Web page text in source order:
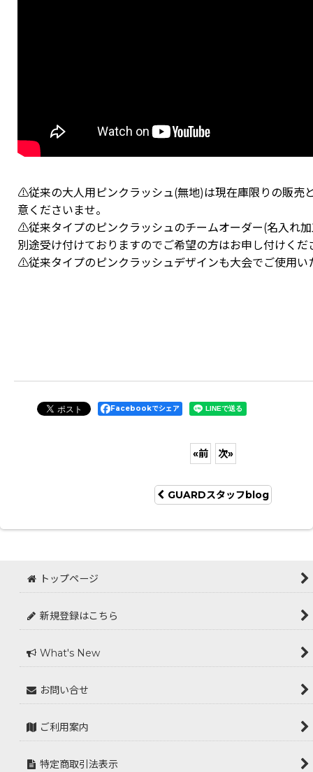
⚠従来の大人用ピンクラッシュ(無地)は現在庫限りの販売
意くださいませ。
⚠従来タイプのピンクラッシュのチームオーダー(名入れ
別途受け付けておりますのでご希望の方はお申し付けくだ
⚠従来タイプのピンクラッシュデザインも大会でご使用い
Facebookでシェア
«前 次»
GUARDスタッフblog
トップページ
新規登録はこちら
What's New
お問い合せ
ご利用案内
特定商取引法表示